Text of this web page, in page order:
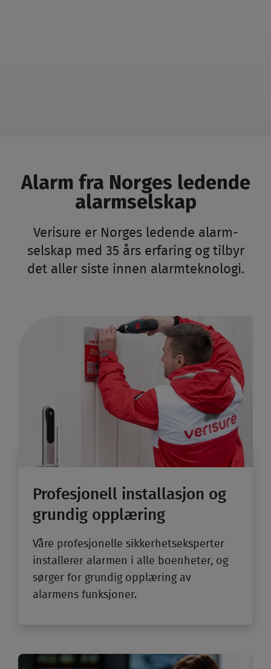
Alarm fra Norges ledende
alarmselskap
Verisure er Norges ledende alarm­
selskap med 35 års erfaring og tilbyr
det aller siste innen alarm­teknologi.
Profesjonell installasjon og
grundig opp­læring
V¨åre profesjonelle sikkerhetseksperter
installerer alarmen i alle boenheter, og
sørger for grundig opplæring av
alarmens funksjoner.